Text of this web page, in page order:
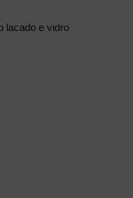
lacado e vidro